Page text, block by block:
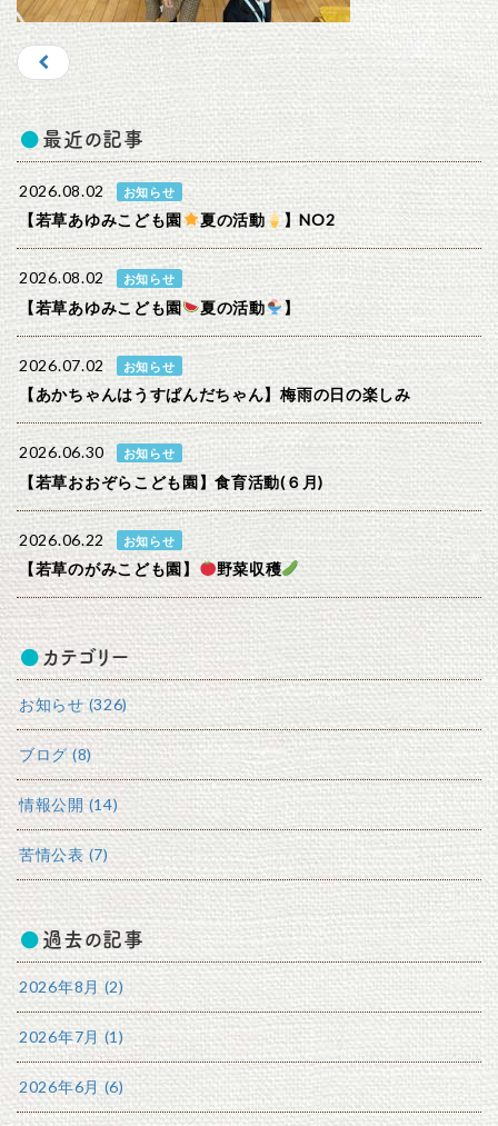
最近の記事
2026.08.02 お知らせ
【若草あゆみこども園 夏の活動 】NO2
2026.08.02 お知らせ
【若草あゆみこども園 夏の活動 】
2026.07.02 お知らせ
【あかちゃんはうすぱんだちゃん】梅雨の日の楽しみ
2026.06.30 お知らせ
【若草おおぞらこども園】食育活動(６月)
2026.06.22 お知らせ
【若草のがみこども園】 野菜収穫
カテゴリー
お知らせ (326)
ブログ (8)
情報公開 (14)
苦情公表 (7)
過去の記事
2026年8月 (2)
2026年7月 (1)
2026年6月 (6)